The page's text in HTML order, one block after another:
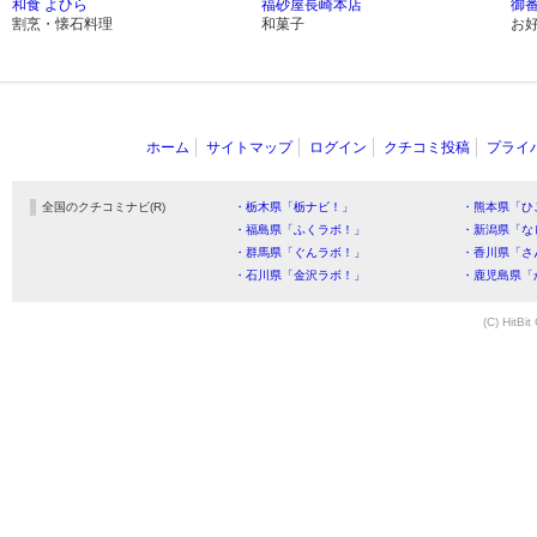
和食 よひら
割烹・懐石料理
福砂屋長崎本店
和菓子
御
お
ホーム サイトマップ ログイン クチコミ投稿 プライ
全国のクチコミナビ(R) ・栃木県「栃ナビ！」
・熊本県「
・福島県「ふくラボ！」
・新潟県「
・群馬県「ぐんラボ！」
・香川県「
・石川県「金沢ラボ！」
・鹿児島県
(C) HitBit